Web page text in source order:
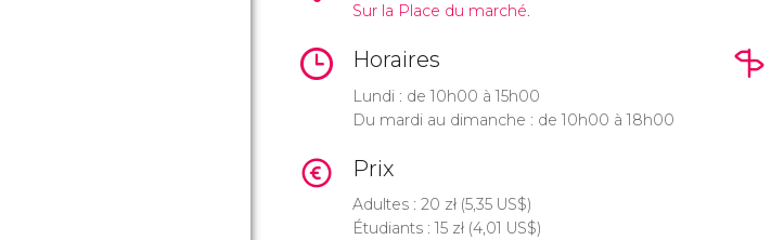
Sur la Place du marché.
Horaires
Lundi : de 10h00 à 15h00
Du mardi au dimanche : de 10h00 à 18h00
Prix
Adultes : 20 zł (5,35 US$)
Étudiants : 15 zł (4,01 US$)